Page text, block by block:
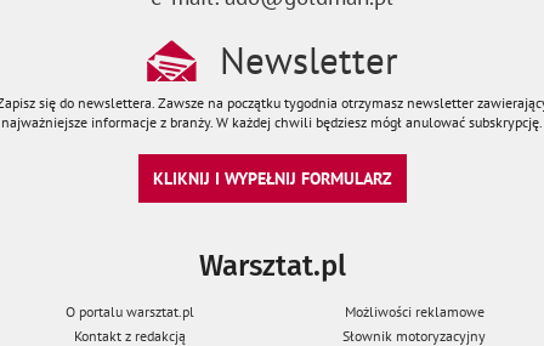
Newsletter
się do newslettera. Zawsze na początku tygodnia otrzymasz newsletter
najważniejsze informacje z branży. W każdej chwili będziesz mógł anulować subskrypcję.
KLIKNIJ I WYPEŁNIJ FORMULARZ
Warsztat.pl
O portalu warsztat.pl
Możliwości reklamowe
Kontakt z redakcją
Słownik motoryzacyjny